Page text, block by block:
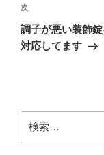
ゲ
ー
シ
次
の
投
次
調子が悪い装飾
対応してます
索: